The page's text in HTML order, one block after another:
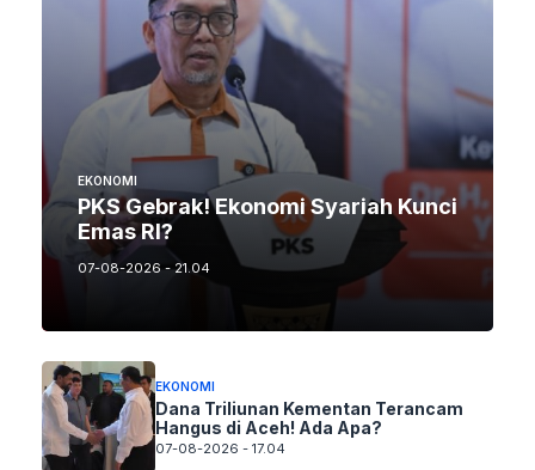
EKONOMI
PKS Gebrak! Ekonomi Syariah Kunci
Emas RI?
07-08-2026 - 21.04
EKONOMI
Dana Triliunan Kementan Terancam
Hangus di Aceh! Ada Apa?
07-08-2026 - 17.04